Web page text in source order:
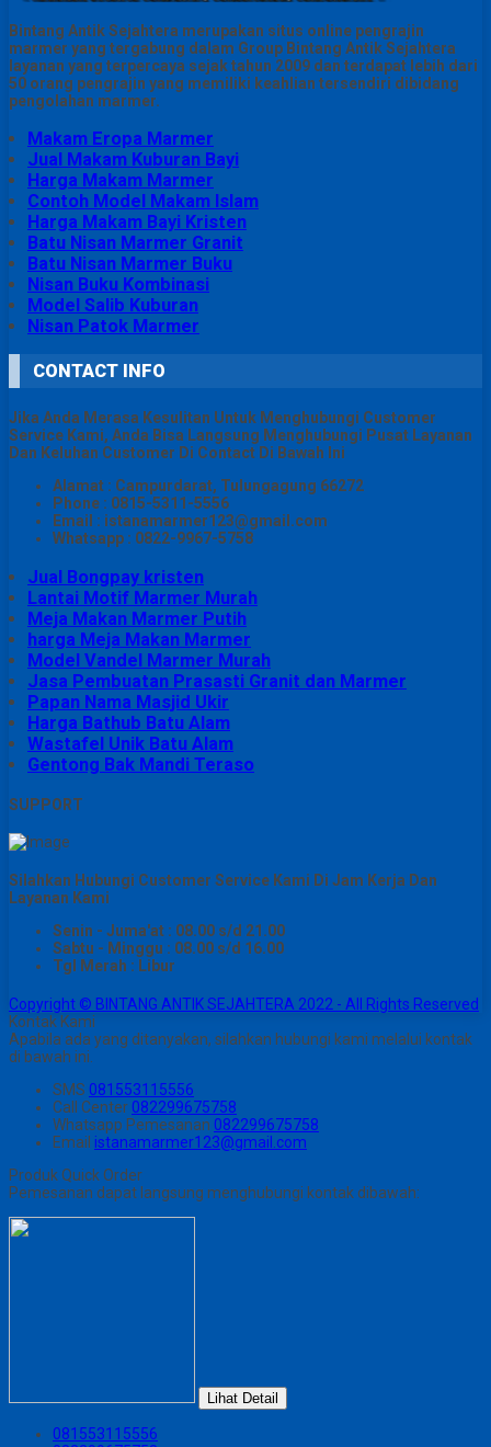
Bintang Antik Sejahtera merupakan situs online pengrajin
marmer yang tergabung dalam Group Bintang Antik Sejahtera
layanan yang terpercaya sejak tahun 2009 dan terdapat lebih dari
50 orang pengrajin yang memiliki keahlian tersendiri dibidang
pengolahan marmer.
Makam Eropa Marmer
Jual Makam Kuburan Bayi
Harga Makam Marmer
Contoh Model Makam Islam
Harga Makam Bayi Kristen
Batu Nisan Marmer Granit
Batu Nisan Marmer Buku
Nisan Buku Kombinasi
Model Salib Kuburan
Nisan Patok Marmer
CONTACT INFO
Jika Anda Merasa Kesulitan Untuk Menghubungi Customer
Service Kami, Anda Bisa Langsung Menghubungi Pusat Layanan
Dan Keluhan Customer Di Contact Di Bawah Ini
Alamat : Campurdarat, Tulungagung 66272
Phone : 0815-5311-5556
Email : istanamarmer123@gmail.com
Whatsapp : 0822-9967-5758
Jual Bongpay kristen
Lantai Motif Marmer Murah
Meja Makan Marmer Putih
harga Meja Makan Marmer
Model Vandel Marmer Murah
Jasa Pembuatan Prasasti Granit dan Marmer
Papan Nama Masjid Ukir
Harga Bathub Batu Alam
Wastafel Unik Batu Alam
Gentong Bak Mandi Teraso
SUPPORT
Silahkan Hubungi Customer Service Kami Di Jam Kerja Dan
Layanan Kami
Senin - Juma'at : 08.00 s/d 21.00
Sabtu - Minggu : 08.00 s/d 16.00
Tgl Merah : Libur
Copyright © BINTANG ANTIK SEJAHTERA 2022 - All Rights Reserved
Kontak Kami
Apabila ada yang ditanyakan, silahkan hubungi kami melalui kontak
di bawah ini.
SMS 081553115556
Call Center 082299675758
Whatsapp Pemesanan 082299675758
Email istanamarmer123@gmail.com
Produk Quick Order
Pemesanan dapat langsung menghubungi kontak dibawah:
Lihat Detail
081553115556